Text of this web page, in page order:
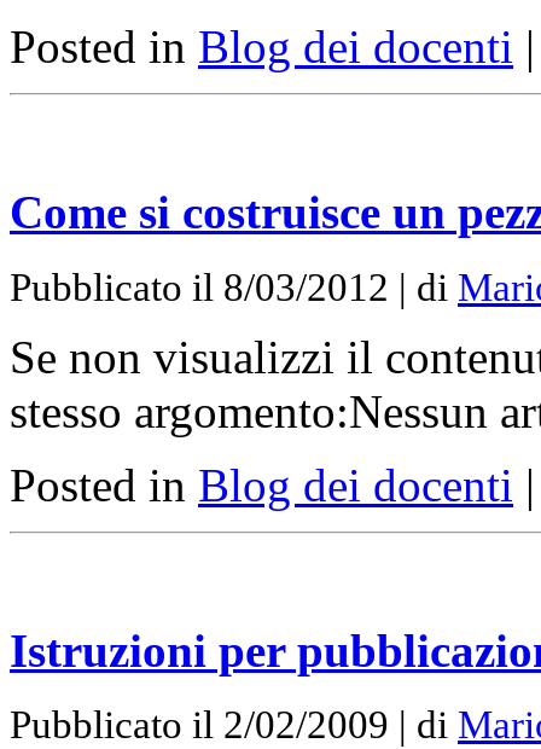
Posted in Blog dei docenti
Come si costruisce un
Pubblicato il 8/03/2012 | di
Se non visualizzi il
stesso argomento:Nessun
Posted in Blog dei docenti
Istruzioni per
Pubblicato il 2/02/2009 | di